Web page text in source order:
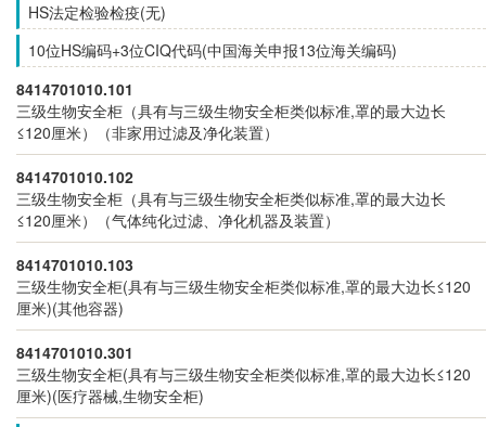
HS法定检验检疫(无)
10位HS编码+3位CIQ代码(中国海关申报13位海关编码)
8414701010.101
三级生物安全柜（具有与三级生物安全柜类似标准,罩的最大边长
≤120厘米）（非家用过滤及净化装置）
8414701010.102
三级生物安全柜（具有与三级生物安全柜类似标准,罩的最大边长
≤120厘米）（气体纯化过滤、净化机器及装置）
8414701010.103
三级生物安全柜(具有与三级生物安全柜类似标准,罩的最大边长≤120
厘米)(其他容器)
8414701010.301
三级生物安全柜(具有与三级生物安全柜类似标准,罩的最大边长≤120
厘米)(医疗器械,生物安全柜)